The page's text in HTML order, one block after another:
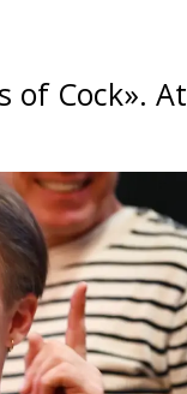
of Cock». At